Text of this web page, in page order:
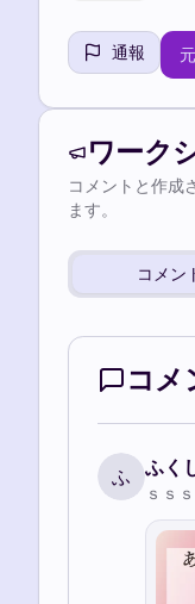
通報
ワーク
コメントと作成
ます。
コメン
コメ
ふ ふく
ｓｓ